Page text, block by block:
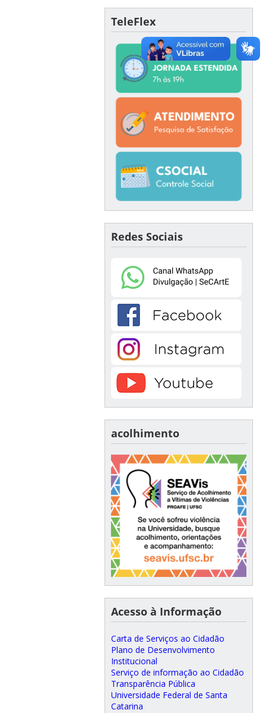
TeleFlex
Redes Sociais
acolhimento
Acesso à Informação
Carta de Serviços ao Cidadão
Plano de Desenvolvimento
Institucional
Serviço de informação ao Cidadão
Transparência Pública
Universidade Federal de Santa
Catarina